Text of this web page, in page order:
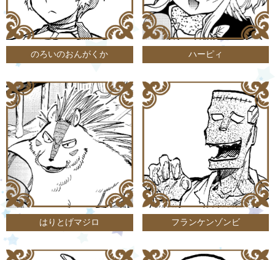
のろいのおんがくか ハーピィ
はりとげマジロ フランケンゾンビ